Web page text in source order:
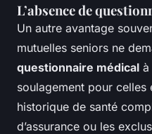
L’absence de
Un autre avantage
mutuelles seniors ne
questionnaire médical à
soulagement pour celles
historique de santé
d’assurance ou les